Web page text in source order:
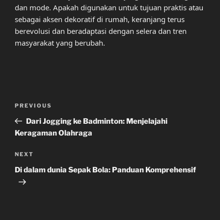
dan mode. Apakah digunakan untuk tujuan praktis atau
sebagai aksen dekoratif di rumah, keranjang terus
berevolusi dan beradaptasi dengan selera dan tren
masyarakat yang berubah.
Previous
Post
PREVIOUS
Dari Jogging ke Badminton: Menjelajahi
Keragaman Olahraga
Next
Post
NEXT
Di dalam dunia Sepak Bola: Panduan Komprehensif